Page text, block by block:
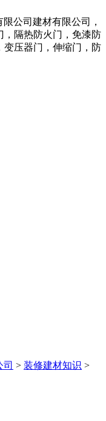
公司建材有限公司，
，隔热防火门，免漆防
变压器门，伸缩门，防
> 装修建材知识 >